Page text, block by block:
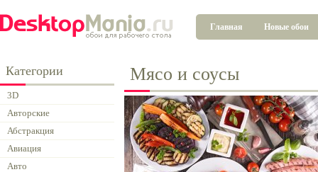
Главная Новые обои
Категории
3D
Авторские
Абстракция
Авиация
Авто
Мясо и соусы